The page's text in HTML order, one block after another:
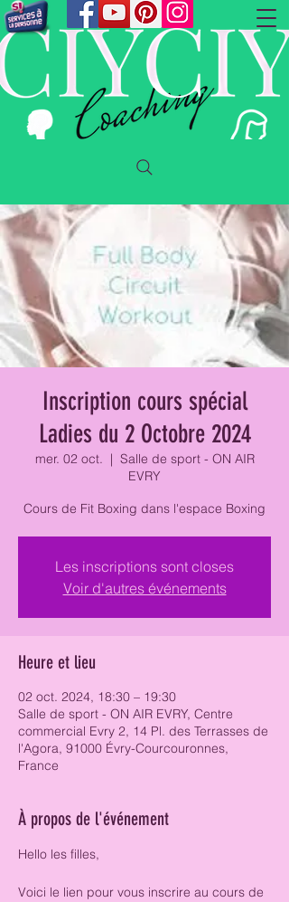
Inscription cours spécial
Ladies du 2 Octobre 2024
mer. 02 oct.
  |
Salle de sport - ON AIR
EVRY
Cours de Fit Boxing dans l'espace Boxing
Les inscriptions sont closes
Voir d'autres événements
Heure et lieu
02 oct. 2024, 18:30 – 19:30
Salle de sport - ON AIR EVRY, Centre
commercial Evry 2, 14 Pl. des Terrasses de
l'Agora, 91000 Évry-Courcouronnes,
France
À propos de l'événement
Hello les filles,
Voici le lien pour vous inscrire au cours de